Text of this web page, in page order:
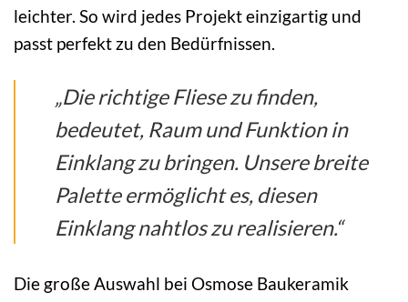
leichter. So wird jedes Projekt einzigartig und
passt perfekt zu den Bedürfnissen.
„Die richtige Fliese zu finden,
bedeutet, Raum und Funktion in
Einklang zu bringen. Unsere breite
Palette ermöglicht es, diesen
Einklang nahtlos zu realisieren.“
Die große Auswahl bei Osmose Baukeramik